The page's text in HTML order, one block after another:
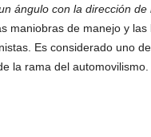
ángulo con la dirección de
maniobras de manejo y
Es considerado uno
la rama del automovilismo.